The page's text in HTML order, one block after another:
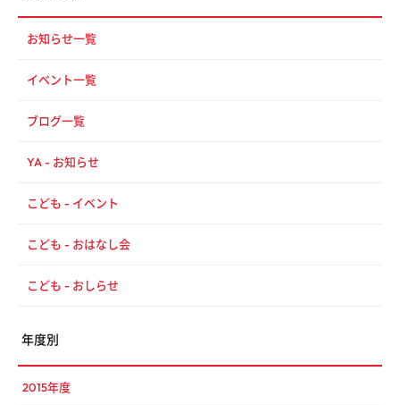
お知らせ一覧
イベント一覧
ブログ一覧
YA - お知らせ
こども - イベント
こども - おはなし会
こども - おしらせ
年度別
2015年度